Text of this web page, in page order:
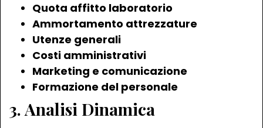
Quota affitto laboratorio
Ammortamento attrezzature
Utenze generali
Costi amministrativi
Marketing e comunicazione
Formazione del personale
3. Analisi Dinamica